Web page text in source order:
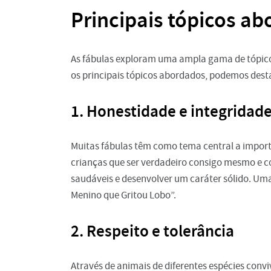
Principais tópicos
As fábulas exploram uma ampla gama de
os principais tópicos abordados, podemos
1. Honestidade e integridade
Muitas fábulas têm como tema central a
crianças que ser verdadeiro consigo mesmo
saudáveis e desenvolver um caráter sólido.
Menino que Gritou Lobo”.
2. Respeito e tolerância
Através de animais de diferentes espécies